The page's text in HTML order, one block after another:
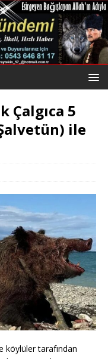
Çalgıca 5
ile
köylüler tarafından